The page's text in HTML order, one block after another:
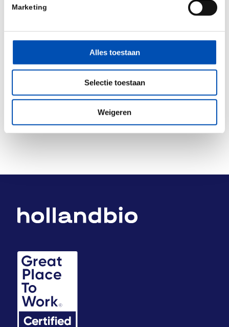
Marketing
Alles toestaan
Selectie toestaan
Weigeren